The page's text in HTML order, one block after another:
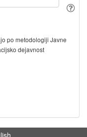
po metodologiji Javne
dejavnost